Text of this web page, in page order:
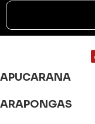
APUCARANA
ARAPONGAS